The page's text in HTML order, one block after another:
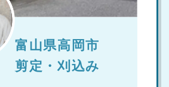
富山県高岡市
剪定・刈込み